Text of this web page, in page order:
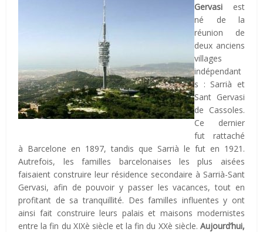
Gervasi est
né de la
réunion de
deux anciens
villages
indépendant
s : Sarrià et
Sant Gervasi
de Cassoles.
Ce dernier
fut rattaché
à Barcelone en 1897, tandis que Sarrià le fut en 1921.
Autrefois, les familles barcelonaises les plus aisées
faisaient construire leur résidence secondaire à Sarrià-Sant
Gervasi, afin de pouvoir y passer les vacances, tout en
profitant de sa tranquillité. Des familles influentes y ont
ainsi fait construire leurs palais et maisons modernistes
entre la fin du XIXè siècle et la fin du XXè siècle. Aujourd’hui,